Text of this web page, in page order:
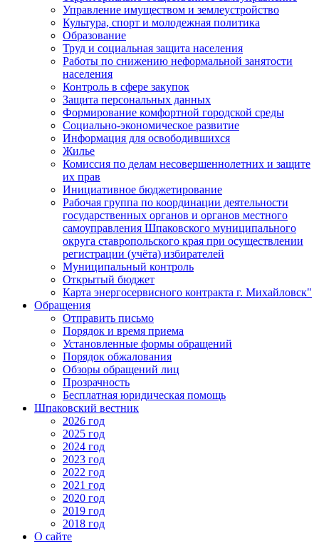
Управление имуществом и землеустройство
Культура, спорт и молодежная политика
Образование
Труд и социальная защита населения
Работы по снижению неформальной занятости
населения
Контроль в сфере закупок
Защита персональных данных
Формирование комфортной городской среды
Социально-экономическое развитие
Информация для освободившихся
Жилье
Комиссия по делам несовершеннолетних и защите
их прав
Инициативное бюджетирование
Рабочая группа по координации деятельности
государственных органов и органов местного
самоуправления Шпаковского муниципального
округа ставропольского края при осуществлении
регистрации (учёта) избирателей
Муниципальный контроль
Открытый бюджет
Карта энергосервисного контракта г. Михайловск"
Обращения
Отправить письмо
Порядок и время приема
Установленные формы обращений
Порядок обжалования
Обзоры обращений лиц
Прозрачность
Бесплатная юридическая помощь
Шпаковский вестник
2026 год
2025 год
2024 год
2023 год
2022 год
2021 год
2020 год
2019 год
2018 год
О сайте